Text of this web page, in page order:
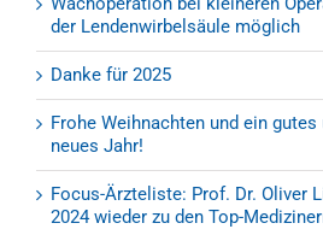
der Lendenwirbelsäule möglich
Danke für 2025
Frohe Weihnachten und ein
neues Jahr!
Focus-Ärzteliste: Prof. Dr. Oliver
2024 wieder zu den Top-